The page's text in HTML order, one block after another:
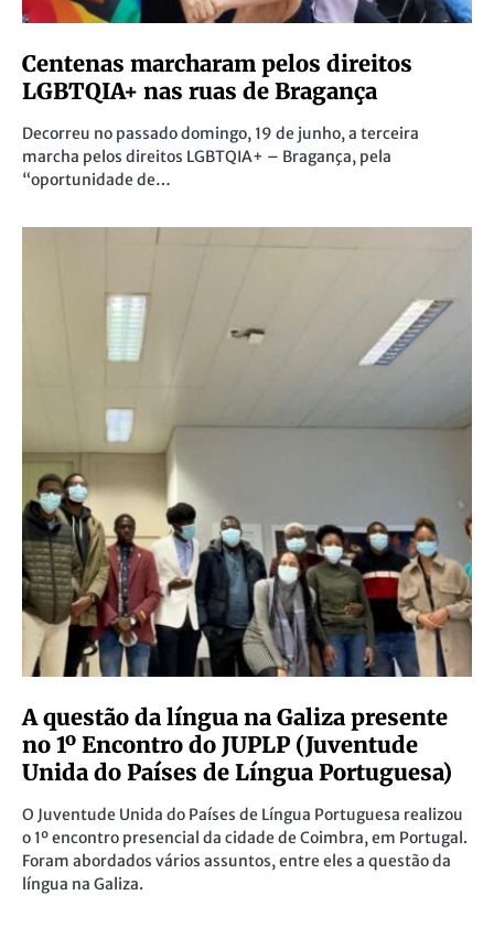
Centenas marcharam pelos direitos
LGBTQIA+ nas ruas de Bragança
Decorreu no passado domingo, 19 de junho, a terceira
marcha pelos direitos LGBTQIA+ – Bragança, pela
“oportunidade de…
A questão da língua na Galiza presente
no 1º Encontro do JUPLP (Juventude
Unida do Países de Língua Portuguesa)
O Juventude Unida do Países de Língua Portuguesa realizou
o 1º encontro presencial da cidade de Coimbra, em Portugal.
Foram abordados vários assuntos, entre eles a questão da
língua na Galiza.